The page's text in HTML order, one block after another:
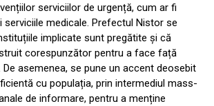
serviciilor de urgență, cum ar fi
serviciile medicale. Prefectul Nistor se
implicate sunt pregătite și că
corespunzător pentru a face față
asemenea, se pune un accent deosebit
cu populația, prin intermediul mass-
de informare, pentru a menține